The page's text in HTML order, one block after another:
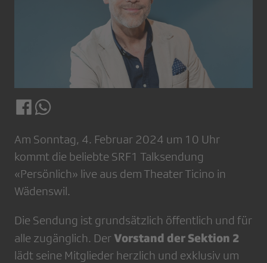
Am Sonntag, 4. Februar 2024 um 10 Uhr
kommt die beliebte SRF1 Talksendung
«Persönlich» live aus dem Theater Ticino in
Wädenswil.
Die Sendung ist grundsätzlich öffentlich und für
alle zugänglich. Der Vorstand der Sektion 2
lädt seine Mitglieder herzlich und exklusiv um